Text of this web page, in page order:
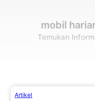
mobil
Temukan
Artikel